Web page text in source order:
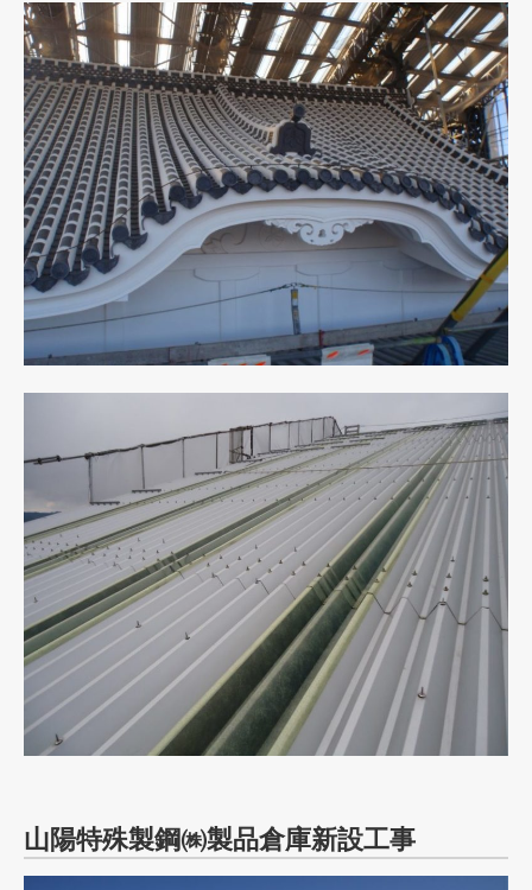
山陽特殊製鋼㈱製品倉庫新設工事